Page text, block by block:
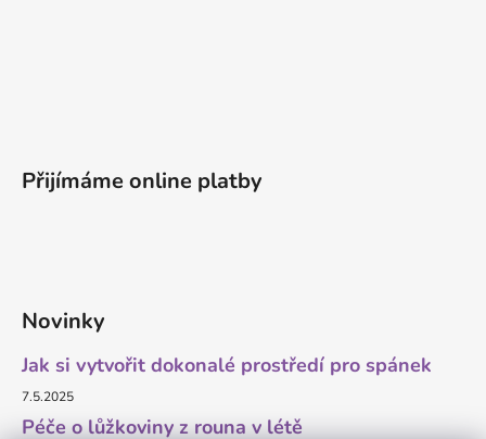
Přijímáme online platby
Novinky
Jak si vytvořit dokonalé prostředí pro spánek
7.5.2025
Péče o lůžkoviny z rouna v létě